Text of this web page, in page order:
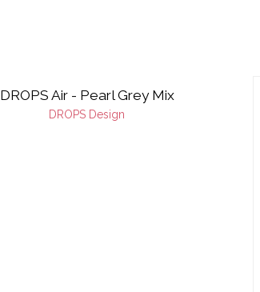
DROPS Air - Pearl Grey Mix
DROPS Design